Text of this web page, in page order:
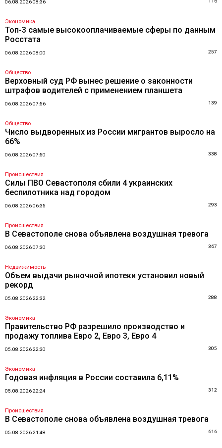
06.08.2026 08:36
Экономика
Топ-3 самые высокооплачиваемые сферы по данным
Росстата
06.08.2026 08:00 257
Общество
Верховный суд РФ вынес решение о законности
штрафов водителей с применением планшета
06.08.2026 07:56 139
Общество
Число выдворенных из России мигрантов выросло на
66%
06.08.2026 07:50 338
Происшествия
Силы ПВО Севастополя сбили 4 украинских
беспилотника над городом
06.08.2026 06:35 293
Происшествия
В Севастополе снова объявлена воздушная тревога
06.08.2026 07:30 367
Недвижимость
Объем выдачи рыночной ипотеки установил новый
рекорд
05.08.2026 22:32 288
Экономика
Правительство РФ разрешило производство и
продажу топлива Евро 2, Евро 3, Евро 4
05.08.2026 22:30 305
Экономика
Годовая инфляция в России составила 6,11%
05.08.2026 22:24 312
Происшествия
В Севастополе снова объявлена воздушная тревога
05.08.2026 21:48 616